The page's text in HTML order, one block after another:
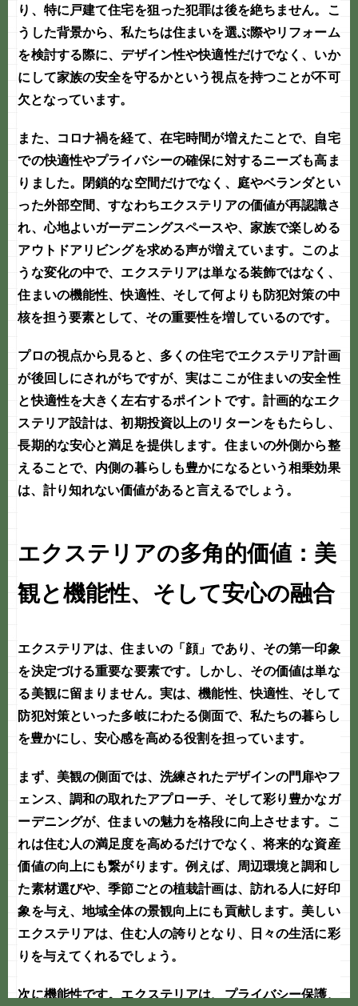
り、特に戸建て住宅を狙った犯罪は後を絶ちません。こ
うした背景から、私たちは住まいを選ぶ際やリフォーム
を検討する際に、デザイン性や快適性だけでなく、いか
にして家族の安全を守るかという視点を持つことが不可
欠となっています。
また、コロナ禍を経て、在宅時間が増えたことで、自宅
での快適性やプライバシーの確保に対するニーズも高ま
りました。閉鎖的な空間だけでなく、庭やベランダとい
った外部空間、すなわちエクステリアの価値が再認識さ
れ、心地よいガーデニングスペースや、家族で楽しめる
アウトドアリビングを求める声が増えています。このよ
うな変化の中で、 エクステリアは単なる装飾ではなく、
住まいの機能性、快適性、そして何よりも防犯対策の中
核を担う要素として、その重要性を増しているのです。
プロの視点から見ると、多くの住宅でエクステリア計画
が後回しにされがちですが、実はここが住まいの安全性
と快適性を大きく左右するポイントです。計画的なエク
ステリア設計は、初期投資以上のリターンをもたらし、
長期的な安心と満足を提供します。住まいの外側から整
えることで、内側の暮らしも豊かになるという相乗効果
は、計り知れない価値があると言えるでしょう。
エクステリアの多角的価値：美
観と機能性、そして安心の融合
エクステリアは、住まいの「顔」であり、その第一印象
を決定づける重要な要素です。しかし、その価値は単な
る美観に留まりません。実は、機能性、快適性、そして
防犯対策といった多岐にわたる側面で、私たちの暮らし
を豊かにし、安心感を高める役割を担っています。
まず、美観の側面では、洗練されたデザインの門扉やフ
ェンス、調和の取れたアプローチ、そして彩り豊かなガ
ーデニングが、住まいの魅力を格段に向上させます。こ
れは住む人の満足度を高めるだけでなく、将来的な資産
価値の向上にも繋がります。例えば、周辺環境と調和し
た素材選びや、季節ごとの植栽計画は、訪れる人に好印
象を与え、地域全体の景観向上にも貢献します。美しい
エクステリアは、住む人の誇りとなり、日々の生活に彩
りを与えてくれるでしょう。
次に機能性です。 エクステリアは、プライバシー保護、